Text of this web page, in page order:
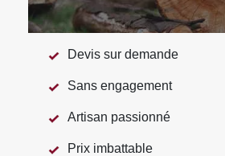
Devis sur demande
Sans engagement
Artisan passionné
Prix imbattable